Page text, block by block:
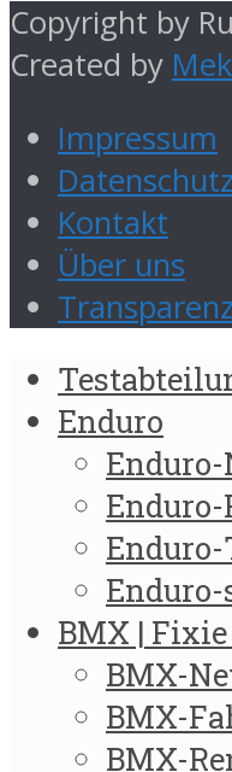
Copyright by
Created by
Impressum
Kontakt
Über uns
Transparenz
Enduro
Enduro-
Enduro-
BMX |
BMX-
BMX-
BMX-